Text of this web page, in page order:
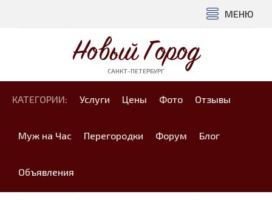
МЕНЮ
Новый Город
САНКТ-ПЕТЕРБУРГ
КАТЕГОРИИ: Услуги Цены Фото Отзывы
Муж на Час Перегородки Форум Блог
Объявления